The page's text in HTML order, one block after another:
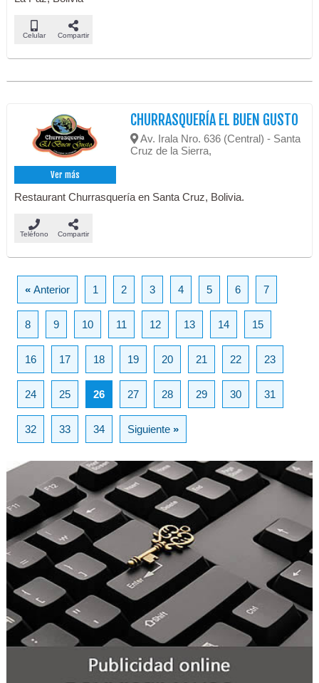
Celular Compartir
Ver más
CHURRASQUERÍA EL BUEN GUSTO
Av. Irala Nro. 636 (Central) - Santa
Cruz de la Sierra,
Restaurant Churrasquería en Santa Cruz, Bolivia.
Teléfono Compartir
«Anterior 1 2 3 4 5 6 7
8 9 10 11 12 13 14 15
16 17 18 19 20 21 22 23
24 25 26 27 28 29 30 31
32 33 34 Siguiente»